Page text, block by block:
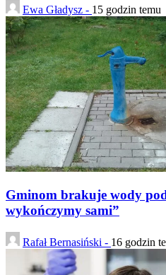
Ewa Gładysz - 15 godzin temu
Gminom brakuje wody
wykończymy sami”
Rafał Bernasiński - 16 godzin